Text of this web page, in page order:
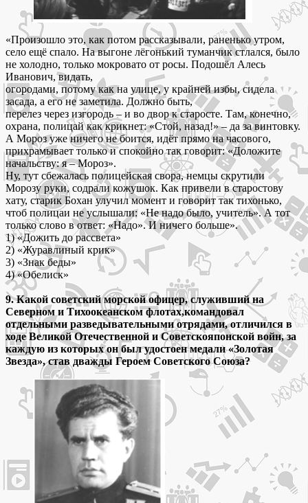
«Произошло это, как потом рассказывали, раненько утром,
село ещё спало. На выгоне лёгонький туманчик стлался, было
не холодно, только мокровато от росы. Подошёл Алесь
Иванович, видать,
огородами, потому как на улице, у крайней избы, сидела
засада, а его не заметила. Должно быть,
перелез через изгородь – и во двор к старосте. Там, конечно,
охрана, полицай как крикнет: «Стой, назад!» – да за винтовку.
А Мороз уже ничего не боится, идёт прямо на часового,
прихрамывает только и спокойно так говорит: «Доложите
начальству: я – Мороз».
Ну, тут сбежалась полицейская свора, немцы скрутили
Морозу руки, содрали кожушок. Как привели в старостову
хату, старик Бохан улучил момент и говорит так тихонько,
чтоб полицаи не услышали: «Не надо было, учитель». А тот
только слово в ответ: «Надо». И ничего больше».
1) «Дожить до рассвета»
2) «Журавлиный крик»
3) «Знак беды»
4) «Обелиск»
9. Какой советский морской офицер, служивший на
Северном и Тихоокеанском флотах,командовал
отдельными разведывательными отрядами, отличился в
ходе Великой Отечественной и Советскояпонской войн, за
каждую из которых он был удостоен медали «Золотая
Звезда», став дважды Героем Советского Союза?